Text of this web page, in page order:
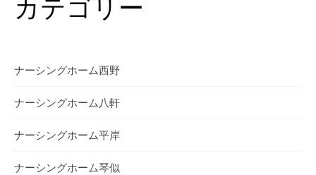
ナーシングホーム西野
ナーシングホーム⼋軒
ナーシングホーム平岸
ナーシングホーム琴似